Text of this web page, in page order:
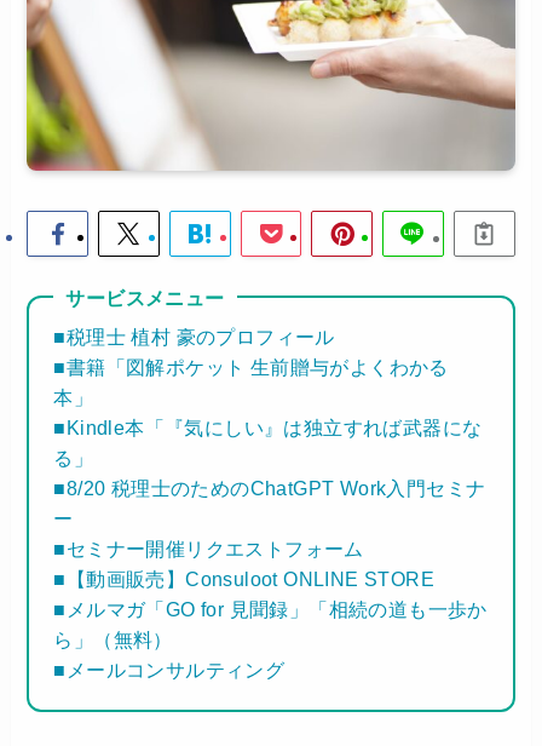
サービスメニュー
■税理士 植村 豪のプロフィール
■書籍「図解ポケット 生前贈与がよくわかる
本」
■Kindle本「『気にしい』は独立すれば武器にな
る」
■8/20 税理士のためのChatGPT Work入門セミナ
ー
■セミナー開催リクエストフォーム
■【動画販売】Consuloot ONLINE STORE
■メルマガ「GO for 見聞録」「相続の道も一歩か
ら」（無料）
■メールコンサルティング